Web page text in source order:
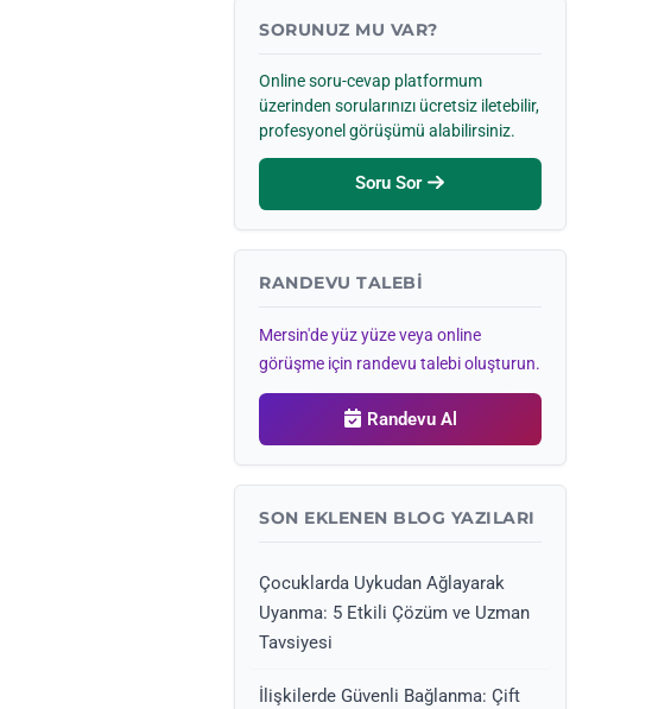
SORUNUZ MU VAR?
Online soru-cevap platformum
üzerinden sorularınızı ücretsiz iletebilir,
profesyonel görüşümü alabilirsiniz.
Soru Sor
RANDEVU TALEBI
Mersin'de yüz yüze veya online
görüşme için randevu talebi oluşturun.
Randevu Al
SON EKLENEN BLOG YAZILARI
Çocuklarda Uykudan Ağlayarak
Uyanma: 5 Etkili Çözüm ve Uzman
Tavsiyesi
İlişkilerde Güvenli Bağlanma: Çift